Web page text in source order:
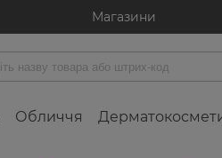
Магазини
Обличчя